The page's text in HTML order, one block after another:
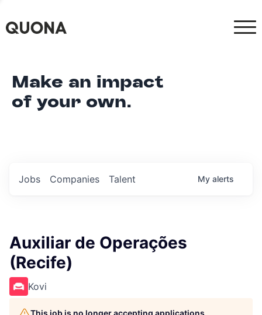
Make an impact
of your own.
Jobs Companies Talent My alerts
Auxiliar de Operações
(Recife)
Kovi
This job is no longer accepting applications